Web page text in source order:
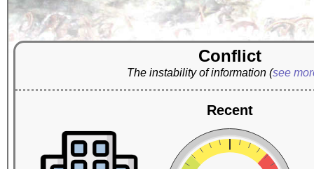
Conflict
The instability of information (see
Recent